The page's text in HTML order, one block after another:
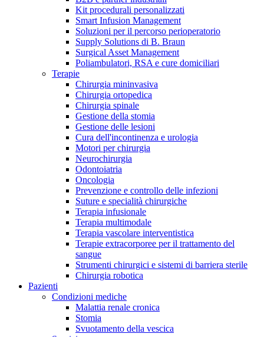
Catalogo prodotti
Trova il prodotto che stai cercando. Visita il catalogo B.
Braun con il nostro portfolio completo.
Hai domande o richieste? Scrivici per entrare subito in
contatto con un nostro referente.
Kit procedurali personalizzati
Smart Infusion Management
Soluzioni per il percorso perioperatorio
Supply Solutions di B. Braun
Surgical Asset Management
Poliambulatori, RSA e cure domiciliari
Terapie
Chirurgia mininvasiva
Chirurgia ortopedica
Chirurgia spinale
Gestione della stomia
Gestione delle lesioni
Cura dell'incontinenza e urologia
Motori per chirurgia
Neurochirurgia
Odontoiatria
Oncologia
Prevenzione e controllo delle infezioni
Suture e specialità chirurgiche
Terapia infusionale
Terapia multimodale
Terapia vascolare interventistica
Terapie extracorporee per il trattamento del
sangue
Strumenti chirurgici e sistemi di barriera sterile
Chirurgia robotica
Pazienti
Condizioni mediche
Malattia renale cronica
Stomia
Svuotamento della vescica